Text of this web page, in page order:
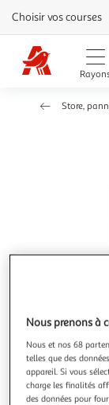
Aller
directement
au
contenu
Aller
directement
Aller
Choisir vos courses
Store,
Nous prenons à
Nous et nos 68
telles que des
appareil. Si vous
charge les finalités
des données pour